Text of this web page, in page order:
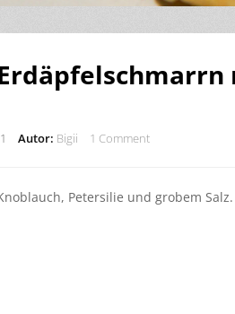
Autor: Bigii 1 Comment
Petersilie und grobem